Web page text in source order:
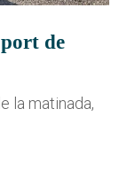
de
la matinada,